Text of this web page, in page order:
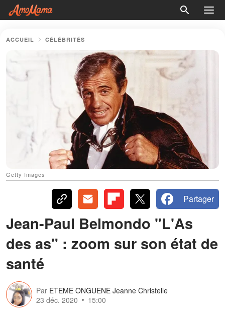
ACCUEIL CÉLÉBRITÉS
Getty Images
Partager
Jean-Paul Belmondo "L'As
des as" : zoom sur son état de
santé
Par ETEME ONGUENE Jeanne Christelle
23 déc. 2020
15:00